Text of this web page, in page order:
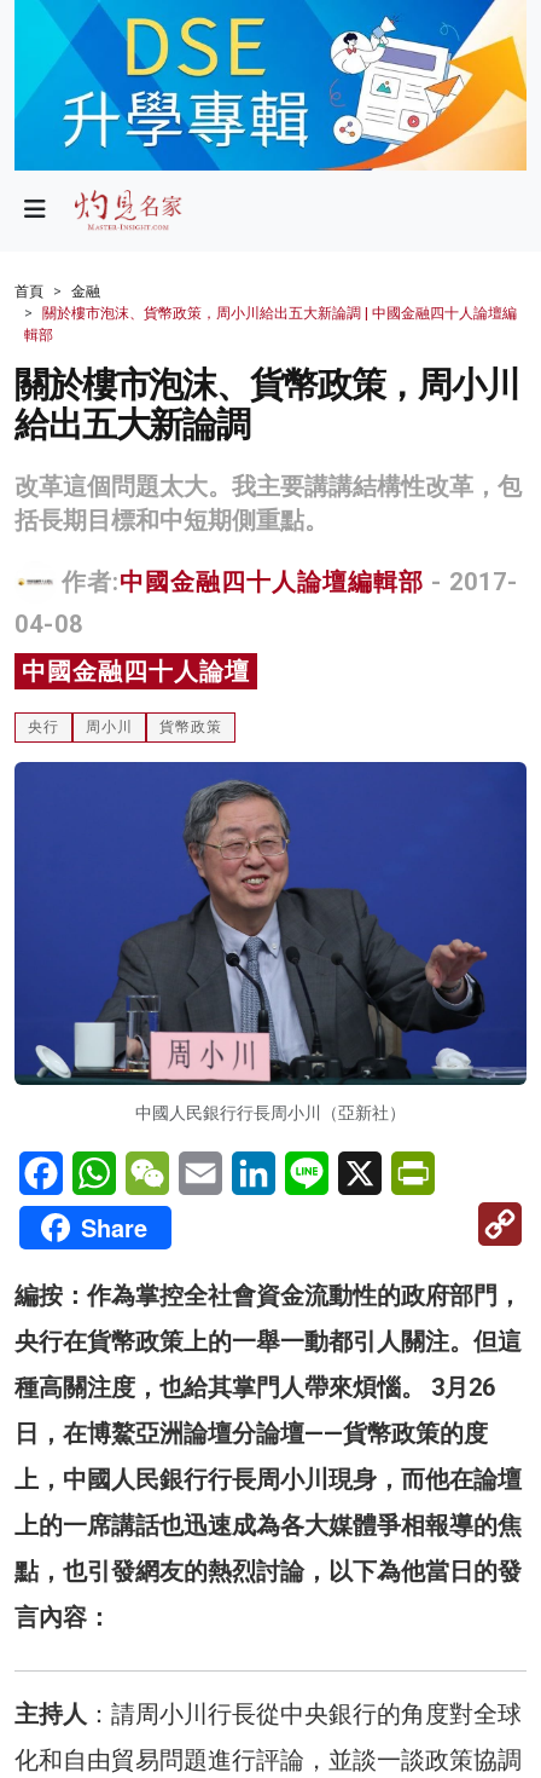
政局
財經
生活
健康
商業
科技
影片
名家榜
灼見活動
關於我們
首頁
金融
關於樓市泡沫、貨幣政策，周小川給出五大新論調 | 中國金融四十人論壇編
輯部
關於樓市泡沫、貨幣政策，周小川
給出五大新論調
改革這個問題太大。我主要講講結構性改革，包
括長期目標和中短期側重點。
作者:中國金融四十人論壇編輯部 - 2017-
04-08
中國金融四十人論壇
央行 周小川 貨幣政策
中國人民銀行行長周小川（亞新社）
FacebookWhatsAppWeChatEmail LinkedInLine X
Share
編按：作為掌控全社會資金流動性的政府部門，
央行在貨幣政策上的一舉一動都引人關注。但這
種高關注度，也給其掌門人帶來煩惱。 3月26
日，在博鰲亞洲論壇分論壇——貨幣政策的度
上，中國人民銀行行長周小川現身，而他在論壇
上的一席講話也迅速成為各大媒體爭相報導的焦
點，也引發網友的熱烈討論，以下為他當日的發
言內容：
主持人 ：請周小川行長從中央銀行的角度對全球
化和自由貿易問題進行評論，並談一談政策協調